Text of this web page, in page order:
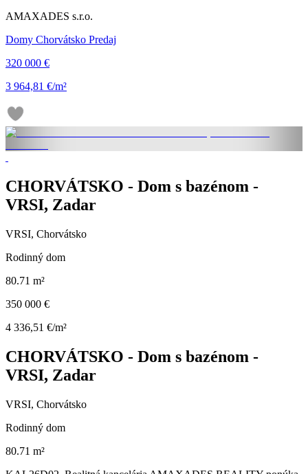
AMAXADES s.r.o.
Domy Chorvátsko Predaj
320 000 €
3 964,81 €/m²
CHORVÁTSKO - Dom s bazénom -
VRSI, Zadar
VRSI, Chorvátsko
Rodinný dom
80.71 m²
350 000 €
4 336,51 €/m²
CHORVÁTSKO - Dom s bazénom -
VRSI, Zadar
VRSI, Chorvátsko
Rodinný dom
80.71 m²